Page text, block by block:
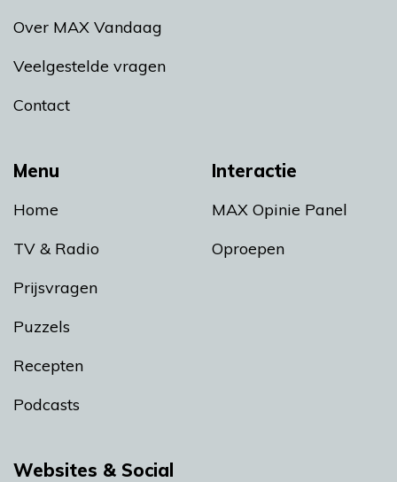
Menu
Home
TV & Radio
Prijsvragen
Puzzels
Recepten
Podcasts
Interactie
MAX Opinie Panel
Oproepen
Over MAX Vandaag
Veelgestelde vragen
Contact
Websites & Social